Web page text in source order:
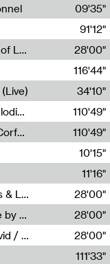
09'35"
91'12"
Radia Show #1112 : The Sonic Epidermis of Lake Léman by Paul Courlet / Guest Slot
28'00"
116'44"
34'10"
Écouter sans les yeux : Liza Maignan & Elodie Lecat
110'49"
Écouter sans les yeux : Esther Meunier Corfdyr
110'49"
10'15"
11'16"
Radia Show #1111 : Schisma Gulf, Isogloss & Lament For The Old Clock By Harvey Young / Resonance
28'00"
Radia Show #1110 : Freeze, Asian Archive by Avita Maheen / Radio Worm
28'00"
Radia Show #1109 : Funfair by Marius David / JET FM
28'00"
111'33"